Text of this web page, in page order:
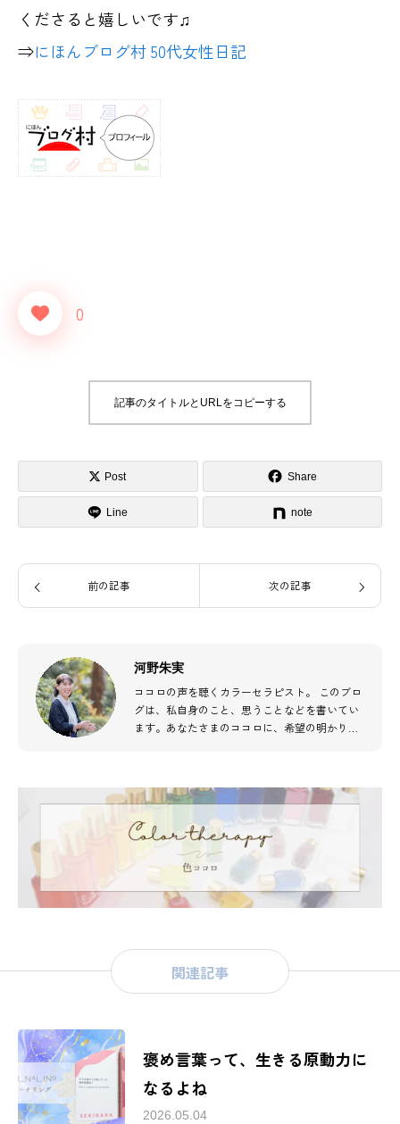
くださると嬉しいです♫
⇒にほんブログ村 50代女性日記
0
記事のタイトルとURLをコピーする
Post Share
Line note
前の記事 次の記事
河野朱実
ココロの声を聴くカラーセラピスト。 このブロ
グは、私自身のこと、思うことなどを書いてい
ます。あなたさまのココロに、希望の明かりが
関連記事
褒め言葉って、生きる原動力に
なるよね
2026.05.04